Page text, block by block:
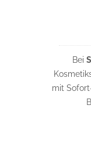
Bei
mit